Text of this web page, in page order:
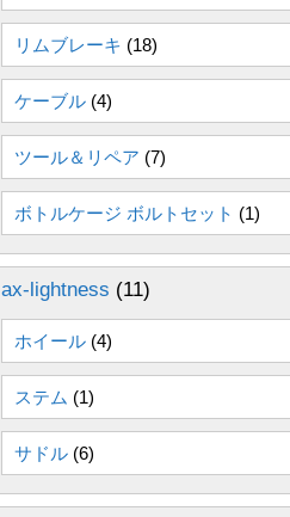
リムブレーキ (18)
ケーブル (4)
ツール＆リペア (7)
ボトルケージ ボルトセット (1)
ax-lightness (11)
ホイール (4)
ステム (1)
サドル (6)